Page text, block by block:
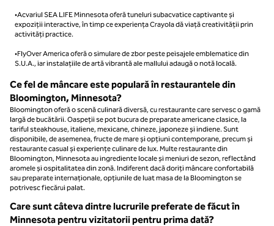
•Acvariul SEA LIFE Minnesota oferă tuneluri subacvatice captivante și
expoziții interactive, în timp ce experiența Crayola dă viață creativității prin
activități practice.
•FlyOver America oferă o simulare de zbor peste peisajele emblematice din
S.U.A., iar instalațiile de artă vibrantă ale mallului adaugă o notă locală.
Ce fel de mâncare este populară în restaurantele din
Bloomington, Minnesota?
Bloomington oferă o scenă culinară diversă, cu restaurante care servesc o gamă
largă de bucătării. Oaspeții se pot bucura de preparate americane clasice, la
tariful steakhouse, italiene, mexicane, chineze, japoneze și indiene. Sunt
disponibile, de asemenea, fructe de mare și opțiuni contemporane, precum și
restaurante casual și experiențe culinare de lux. Multe restaurante din
Bloomington, Minnesota au ingrediente locale și meniuri de sezon, reflectând
aromele și ospitalitatea din zonă. Indiferent dacă doriți mâncare confortabilă
sau preparate internaționale, opțiunile de luat masa de la Bloomington se
potrivesc fiecărui palat.
Care sunt câteva dintre lucrurile preferate de făcut în
Minnesota pentru vizitatorii pentru prima dată?